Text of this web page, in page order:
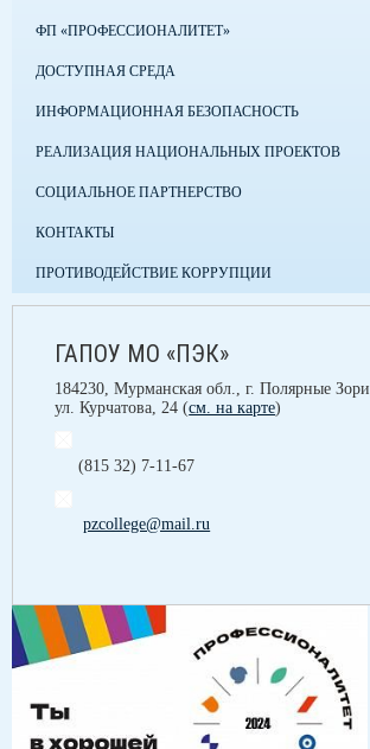
ФП «ПРОФЕССИОНАЛИТЕТ»
ДОСТУПНАЯ СРЕДА
ИНФОРМАЦИОННАЯ БЕЗОПАСНОСТЬ
РЕАЛИЗАЦИЯ НАЦИОНАЛЬНЫХ ПРОЕКТОВ
СОЦИАЛЬНОЕ ПАРТНЕРСТВО
КОНТАКТЫ
ПРОТИВОДЕЙСТВИЕ КОРРУПЦИИ
ГАПОУ МО «ПЭК»
184230, Мурманская обл., г. Полярные Зори,
ул. Курчатова, 24 (см. на карте)
(815 32) 7-11-67
pzcollege@mail.ru